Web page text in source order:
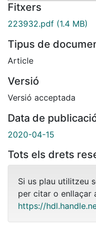
Fitxers
223932.pdf (1.4 MB)
Tipus de
Article
Versió
Versió acceptada
Data de
2020-04-15
Tots els drets
Si us plau utilitzeu
per citar o enllaçar
https://